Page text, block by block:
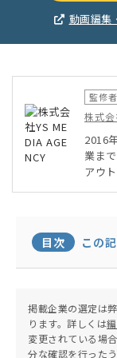
動画編集
監修者
株式会
2016
業ま
アウ
目次 この
掲載企業の選定は
ります。詳しくは
変更されている場
分な確認を行った